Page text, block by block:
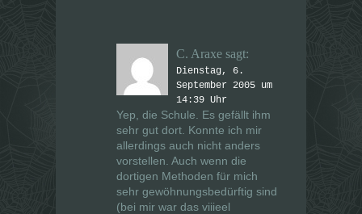
C. Araxe sagt:
Dienstag, 6.
September 2005 um
14:39 Uhr
Yep, die Schule. Es gefällt ihm
sehr gut dort. Konnte ich mir
allerdings auch nicht anders
vorstellen. Auch wenn die
dortigen Methoden für mich
sehr gewöhnungsbedürftig sind
(bei mir war das viiieel